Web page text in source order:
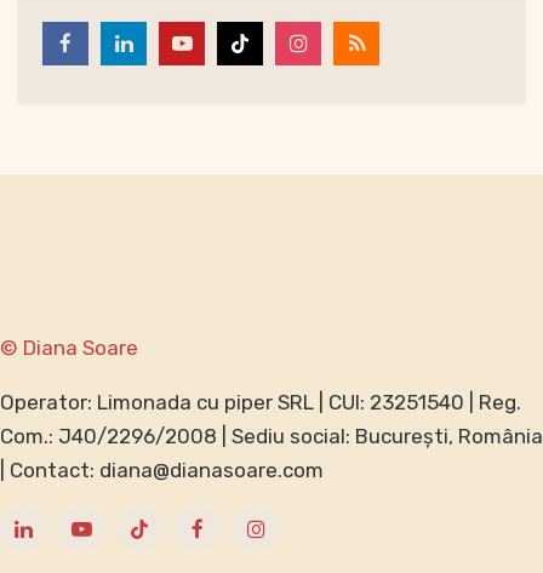
© Diana Soare
Operator: Limonada cu piper SRL | CUI: 23251540 | Reg.
Com.: J40/2296/2008 | Sediu social: București, România
| Contact: diana@dianasoare.com